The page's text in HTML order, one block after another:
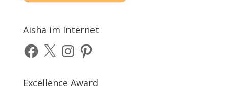
Aisha im Internet
Facebook
X InstagramPinterest
Excellence Award